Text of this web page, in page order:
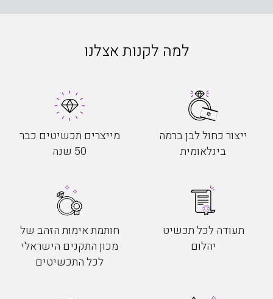
למה לקנות אצלנו
ייצור כחול לבן ברמה
בינלאומית
מייצרים תכשיטים כבר
50 שנה
תעודה לכל תכשיט
יהלום
חותמת אימות הזהב של
מכון התקנים הישראלי
לכל התכשיטים